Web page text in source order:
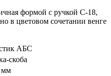
формой с ручкой С-18,
в цветовом сочетании венге
АБС
скоба
мм